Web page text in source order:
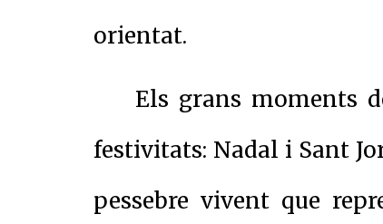
orientat.
Els grans moments
festivitats: Nadal i Sant
pessebre vivent que